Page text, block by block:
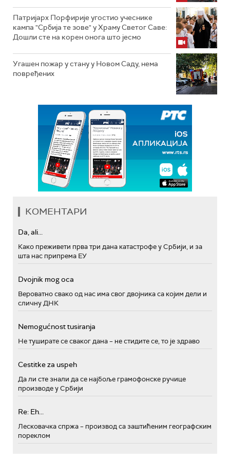
Патријарх Порфирије угостио учеснике
кампа "Србија те зове" у Храму Светог Саве:
Дошли сте на корен онога што јесмо
Угашен пожар у стану у Новом Саду, нема
повређених
КОМЕНТАРИ
Da, ali...
Како преживети прва три дана катастрофе у Србији, и за
шта нас припрема ЕУ
Dvojnik mog oca
Вероватно свако од нас има свог двојника са којим дели и
сличну ДНК
Nemogućnost tusiranja
Не туширате се сваког дана – не стидите се, то је здраво
Cestitke za uspeh
Да ли сте знали да се најбоље грамофонске ручице
производе у Србији
Re: Eh...
Лесковачка спржа – производ са заштићеним географским
пореклом